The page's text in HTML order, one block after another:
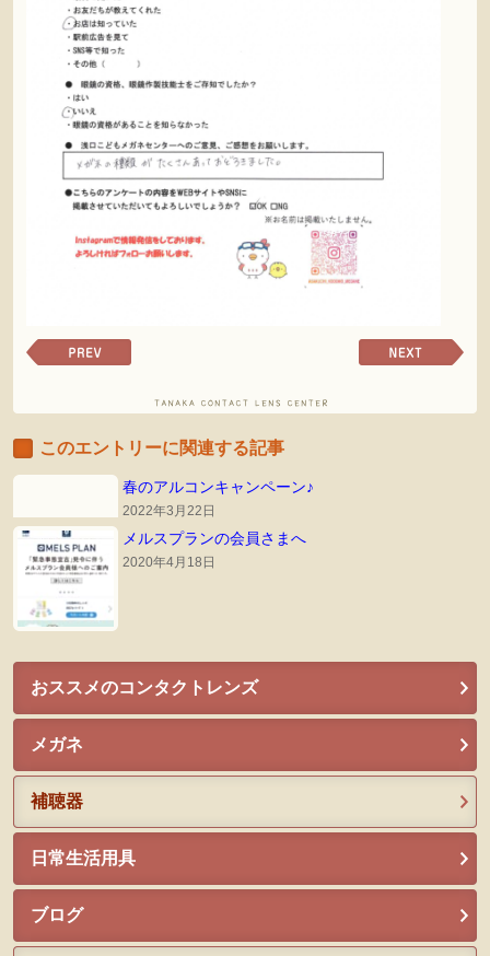
次
の
ー
前
の
ー
ジ
このエントリーに関連する記事
春のアルコンキャンペーン♪
2022年3月22日
メルスプランの会員さまへ
2020年4月18日
おススメのコンタクトレンズ
メガネ
補聴器
日常生活用具
ブログ